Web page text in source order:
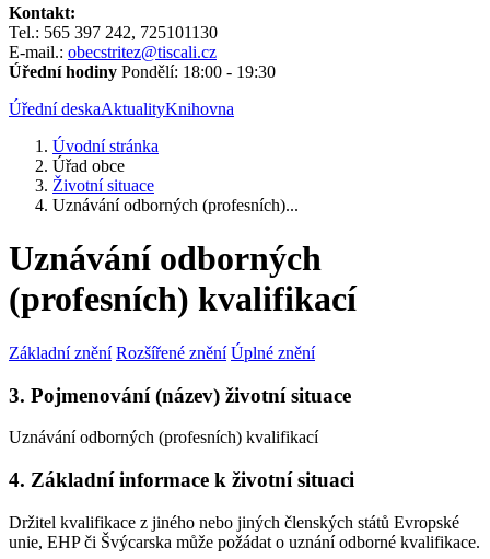
Kontakt:
Tel.: 565 397 242, 725101130
E-mail.: obecstritez@tiscali.cz
Úřední hodiny Pondělí: 18:00 - 19:30
Úřední deskaAktualityKnihovna
Úvodní stránka
Úřad obce
Životní situace
Uznávání odborných (profesních)...
Uznávání odborných
(profesních) kvalifikací
Základní znění Rozšířené znění Úplné znění
3. Pojmenování (název) životní situace
Uznávání odborných (profesních) kvalifikací
4. Základní informace k životní situaci
Držitel kvalifikace z jiného nebo jiných členských států Evropské
unie, EHP či Švýcarska může požádat o uznání odborné kvalifikace.